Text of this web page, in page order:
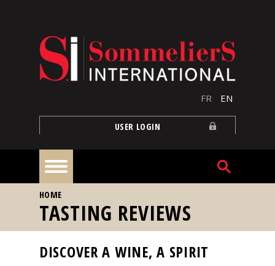
FR EN
USER LOGIN
Home
YOU ARE HERE
HOME
TASTING REVIEWS
DISCOVER A WINE, A SPIRIT